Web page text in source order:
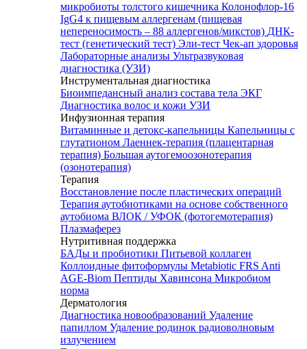
микробиоты толстого кишечника Колонофлор-16
IgG4 к пищевым аллергенам (пищевая
непереносимость – 88 аллергенов/микстов) ДНК-
тест (генетический тест) Эли-тест Чек-ап здоровья
Лабораторные анализы Ультразвуковая
диагностика (УЗИ)
Инструментальная диагностика
Биоимпедансный анализ состава тела ЭКГ
Диагностика волос и кожи УЗИ
Инфузионная терапия
Витаминные и детокс-капельницы Капельницы с
глутатионом Лаеннек-терапия (плацентарная
терапия) Большая аутогемоозонотерапия
(озонотерапия)
Терапия
Восстановление после пластических операций
Терапия аутобиотиками на основе собственного
аутобиома ВЛОК / УФОК (фотогемотерапия)
Плазмаферез
Нутритивная поддержка
БАДы и пробиотики Питьевой коллаген
Коллоидные фитоформулы Metabiotic FRS Anti
AGE-Biom Пептиды Хавинсона Микробиом
норма
Дерматология
Диагностика новообразований Удаление
папиллом Удаление родинок радиоволновым
излучением